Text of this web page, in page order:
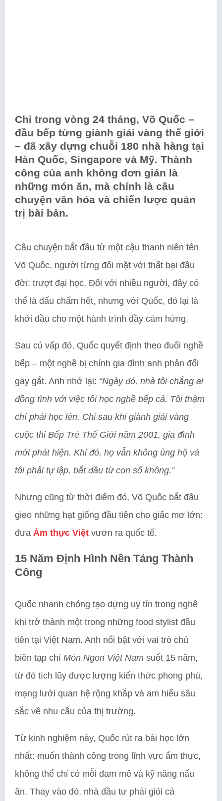
Chỉ trong vòng 24 tháng, Võ Quốc –
đầu bếp từng giành giải vàng thế giới
– đã xây dựng chuỗi 180 nhà hàng tại
Hàn Quốc, Singapore và Mỹ. Thành
công của anh không đơn giản là
những món ăn, mà chính là câu
chuyện văn hóa và chiến lược quản
trị bài bản.
Câu chuyện bắt đầu từ một cậu thanh niên tên
Võ Quốc, người từng đối mặt với thất bại đầu
đời: trượt đại học. Đối với nhiều người, đây có
thể là dấu chấm hết, nhưng với Quốc, đó lại là
khởi đầu cho một hành trình đầy cảm hứng.
Sau cú vấp đó, Quốc quyết định theo đuổi nghề
bếp – một nghề bị chính gia đình anh phản đối
gay gắt. Anh nhớ lại: “Ngày đó, nhà tôi chẳng ai
đồng tình với việc tôi học nghề bếp cả. Tôi thậm
chí phải học lén. Chỉ sau khi giành giải vàng
cuộc thi Bếp Trẻ Thế Giới năm 2001, gia đình
mới phát hiện. Khi đó, họ vẫn không ủng hộ và
tôi phải tự lập, bắt đầu từ con số không.”
Nhưng cũng từ thời điểm đó, Võ Quốc bắt đầu
gieo những hạt giống đầu tiên cho giấc mơ lớn:
đưa Ẩm thực Việt vươn ra quốc tế.
15 Năm Định Hình Nền Tảng Thành
Công
Quốc nhanh chóng tạo dựng uy tín trong nghề
khi trở thành một trong những food stylist đầu
tiên tại Việt Nam. Anh nổi bật với vai trò chủ
biên tạp chí Món Ngon Việt Nam suốt 15 năm,
từ đó tích lũy được lượng kiến thức phong phú,
mạng lưới quan hệ rộng khắp và am hiểu sâu
sắc về nhu cầu của thị trường.
Từ kinh nghiệm này, Quốc rút ra bài học lớn
nhất: muốn thành công trong lĩnh vực ẩm thực,
không thể chỉ có mỗi đam mê và kỹ năng nấu
ăn. Thay vào đó, nhà đầu tư phải giỏi cả